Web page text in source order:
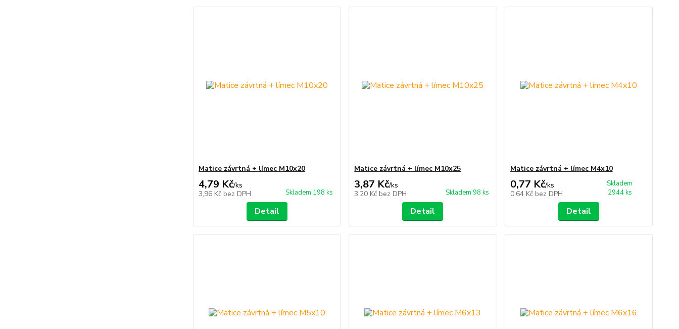
Matice závrtná + límec M10x20
4,79 Kč/ks
3,96 Kč bez DPH Skladem 198 ks
Detail
Matice závrtná + límec M10x25
3,87 Kč/ks
3,20 Kč bez DPH Skladem 98 ks
Detail
Matice závrtná + límec M4x10
0,77 Kč/ks
0,64 Kč bez DPH
Skladem
2944 ks
Detail